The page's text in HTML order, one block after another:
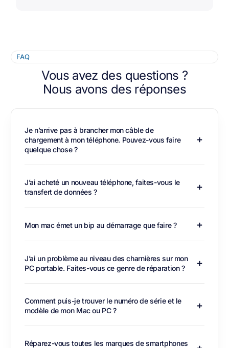
FAQ
Vous avez des questions ?
Nous avons des réponses
Je n’arrive pas à brancher mon câble de
chargement à mon téléphone. Pouvez-vous faire
quelque chose ?
J’ai acheté un nouveau téléphone, faites-vous le
transfert de données ?
Mon mac émet un bip au démarrage que faire ?
J’ai un problème au niveau des charnières sur mon
PC portable. Faites-vous ce genre de réparation ?
Comment puis-je trouver le numéro de série et le
modèle de mon Mac ou PC ?
Réparez-vous toutes les marques de smartphones